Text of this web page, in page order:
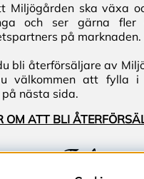
Miljögården ska växa
och ser gärna fler
på marknaden.
bli återförsäljare av
välkommen att fylla i
nästa sida.
OM ATT BLI
Följ oss